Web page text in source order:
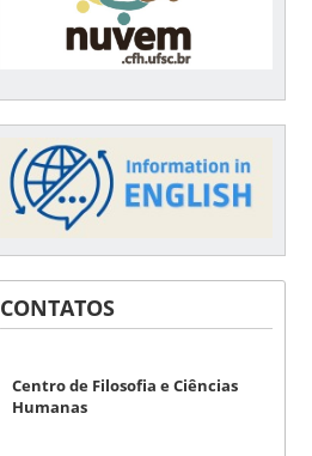
CONTATOS
Centro de Filosofia e Ciências
Humanas